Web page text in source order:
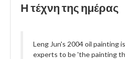
Η τέχνη της ημέρας
Leng Jun's 2004 oil painting
experts to be 'the painting